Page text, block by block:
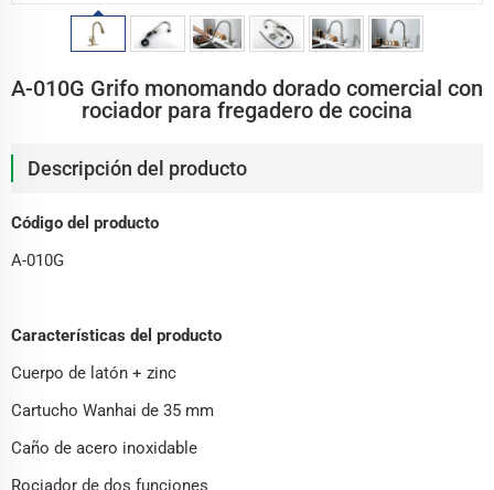
A-010G Grifo monomando dorado comercial con
rociador para fregadero de cocina
Descripción del producto
Código del producto
A-010G
Características del producto
Cuerpo de latón + zinc
Cartucho Wanhai de 35 mm
Caño de acero inoxidable